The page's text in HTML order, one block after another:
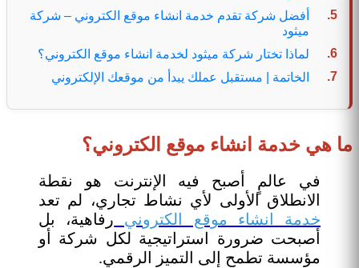
أفضل شركة تقدم خدمة انشاء موقع الكتروني – شركة
ميثود
لماذا تختار شركة ميثود لخدمة انشاء موقع الكتروني؟
الخاتمة | مستقبل عملك يبدأ من موقعك الإلكتروني
ما هي خدمة انشاء موقع الكتروني؟
في عالمٍ أصبح فيه الإنترنت هو نقطة
الانطلاق الأولى لأي نشاط تجاري، لم تعد
خدمة انشاء موقع الكتروني رفاهية، بل
أصبحت ضرورة استراتيجية لكل شركة أو
مؤسسة تطمح إلى التميز الرقمي.